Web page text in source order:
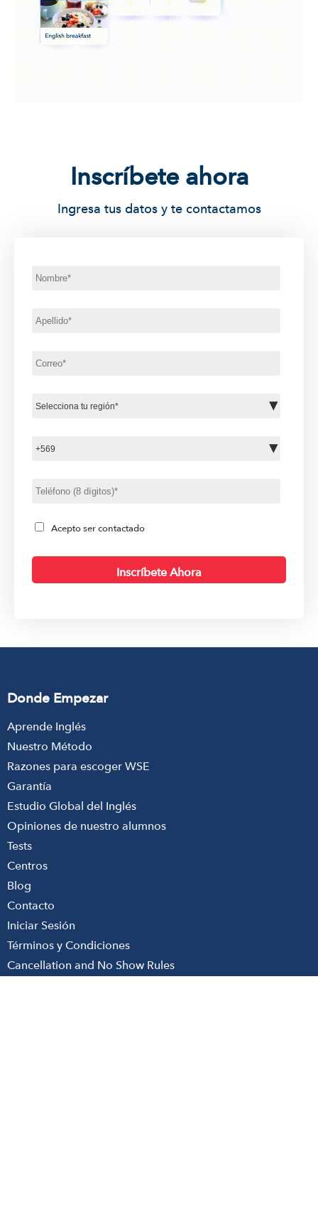
Inscríbete ahora
Ingresa tus datos y te contactamos
Acepto ser contactado
Donde Empezar
Aprende Inglés
Nuestro Método
Razones para escoger WSE
Garantía
Estudio Global del Inglés
Opiniones de nuestro alumnos
Tests
Centros
Blog
Contacto
Iniciar Sesión
Términos y Condiciones
Cancellation and No Show Rules